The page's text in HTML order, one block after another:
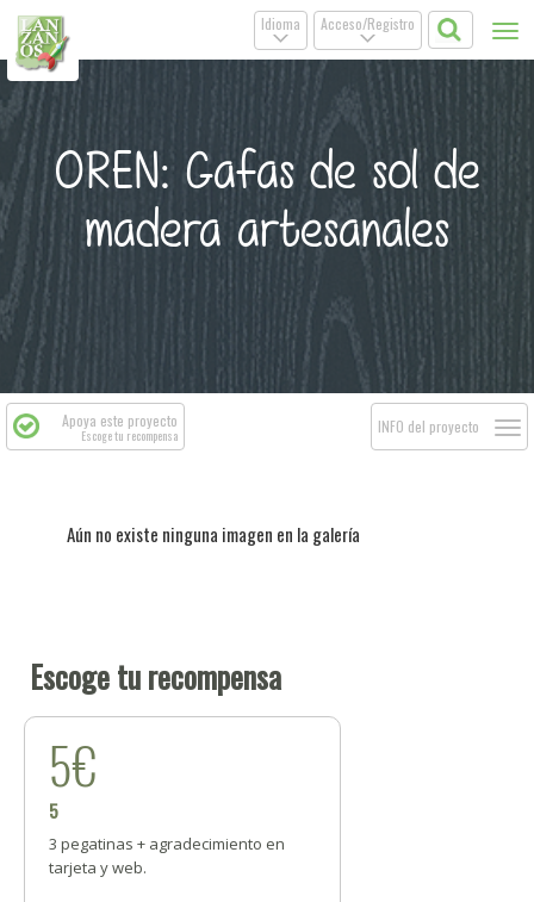
Acceso/Registro
.
Idioma
.
OREN: Gafas de sol de
madera artesanales
Apoya este proyecto
Escoge tu recompensa INFO del proyecto
Aún no existe ninguna imagen en la galería
Escoge tu recompensa
5€
5
3 pegatinas + agradecimiento en
tarjeta y web.